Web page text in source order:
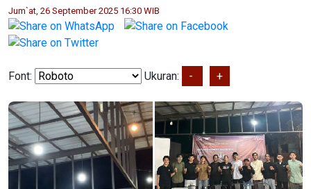
Jum`at, 26 September 2025 16:30 WIB
Font: Ukuran: - +